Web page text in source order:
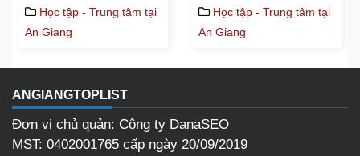
Học tập - Trung tâm tại
An Giang
Học tập - Trung tâm tại
An Giang
ANGIANGTOPLIST
Đơn vị chủ quản: Công ty DanaSEO
MST: 0402001765 cấp ngày 20/09/2019